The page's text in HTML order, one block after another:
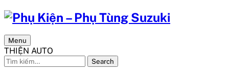
Menu
THIỆN AUTO
Search